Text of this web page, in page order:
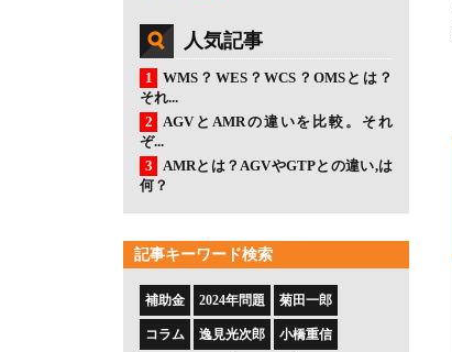
人気記事
WMS？WES？WCS？OMSとは？
それ...
AGVとAMRの違いを比較。それ
ぞ...
AMRとは？AGVやGTPとの違い,は
何？
記事キーワード検索
補助金 2024年問題 菊田一郎
コラム 逸見光次郎 小橋重信